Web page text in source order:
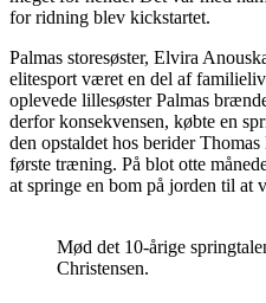
for ridning blev kickstartet.
Palmas storesøster, Elvira
elitesport været en del af
oplevede lillesøster Palmas
derfor konsekvensen, købte en
den opstaldet hos berider
første træning. På blot otte
at springe en bom på jorden til at
Mød det 10-årige
Christensen.